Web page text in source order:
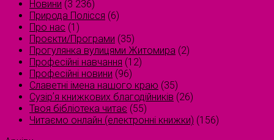
Новини (3 236)
Природа Полісся (6)
Про нас (1)
Проєкти/Програми (35)
Прогулянка вулицями Житомира (2)
Професійні навчання (12)
Професійні новини (96)
Славетні імена нашого краю (35)
Сузірʼя книжкових благодійників (26)
Твоя бібліотека читає (55)
Читаємо онлайн (електронні книжки) (156)